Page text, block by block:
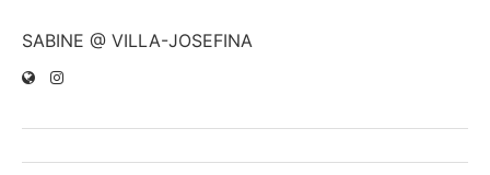
SABINE @ VILLA-JOSEFINA